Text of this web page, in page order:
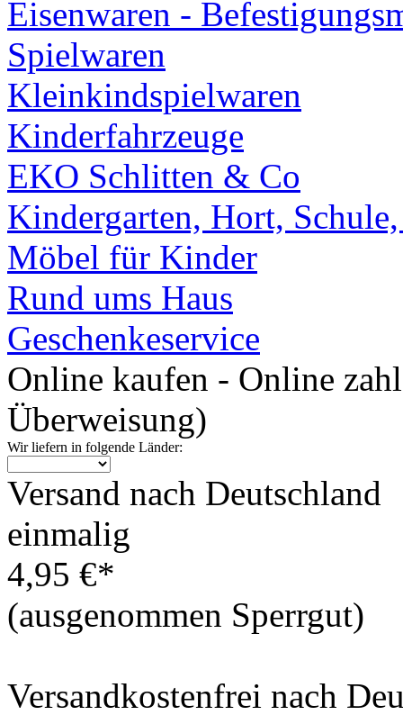
Eisenwaren -
Spielwaren
Kleinkindspielwaren
Kinderfahrzeuge
EKO Schlitten & Co
Kindergarten, Hort,
Möbel für Kinder
Rund ums Haus
Geschenkeservice
Online kaufen - Online
Überweisung)
Wir liefern in folgende Länder:
Versand nach Deutschland
einmalig
4,95 €*
(ausgenommen Sperrgut)
Versandkostenfrei nach